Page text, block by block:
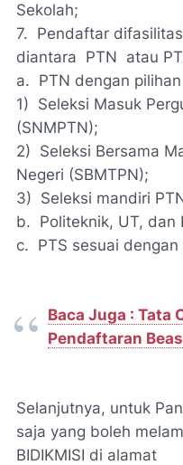
Sekolah;
7. Pendaftar
diantara PTN atau
a. PTN dengan
1) Seleksi Masuk
(SNMPTN);
2) Seleksi Bersama
Negeri (SBMTPN);
3) Seleksi mandiri
b. Politeknik, UT, dan
c. PTS sesuai
Baca Juga : Tata
Pendaftaran
Selanjutnya, untuk
saja yang boleh
BIDIKMISI di alamat